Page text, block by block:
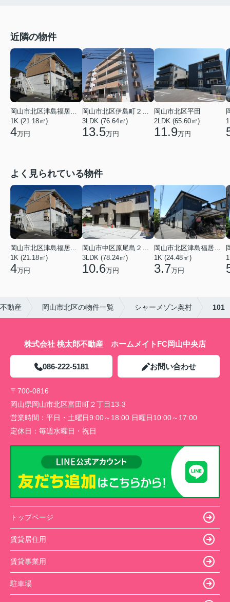
近隣の物件
岡山市北区津島福居１丁目
1K (21.18㎡)
4万円
岡山市北区伊島町２丁目
3LDK (76.64㎡)
13.5万円
岡山市北区平田
2LDK (65.60㎡)
11.9万円
よく見られている物件
岡山市北区津島福居１丁目
1K (21.18㎡)
4万円
岡山市中区原尾島２丁目
3LDK (78.24㎡)
10.6万円
岡山市北区津島福居１丁目
1K (24.48㎡)
3.7万円
動産 岡山市北区の物件一覧 シャーメゾン奥村 101
株式会社 桃太郎不動産 ホームメイトFC岡山中央店
086-222-5181 お問い合わせ
〒700-0816
岡山県岡山市北区富田町２丁目13-3
営業時間： 平日・土曜日9:00～18:00 日曜日10:00～17:00
定休日： 毎週水曜日・祝日
トップページ
賃貸居住用
賃貸事業用
駐車場